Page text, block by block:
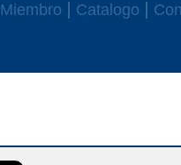
Miembro Catalogo